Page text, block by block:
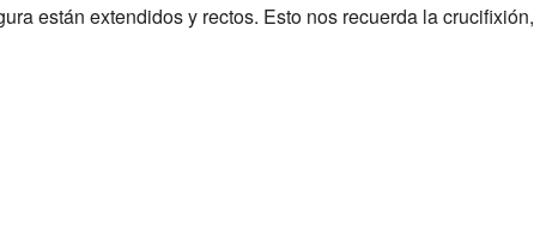
están extendidos y rectos. Esto nos recuerda la crucifixión,